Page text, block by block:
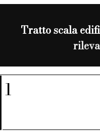
Tratto scala
1